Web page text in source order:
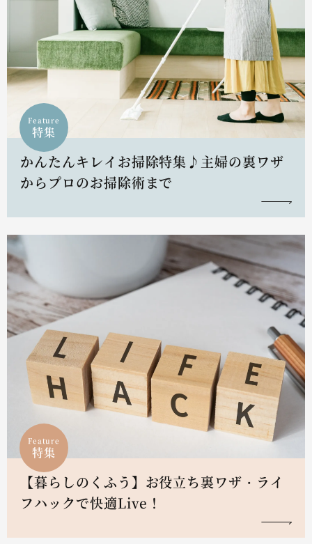
Feature
特集
かんたんキレイお掃除特集♪主婦の裏ワザ
からプロのお掃除術まで
Feature
特集
【暮らしのくふう】お役立ち裏ワザ・ライ
フハックで快適Live！